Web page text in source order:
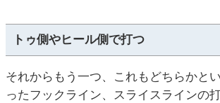
トゥ側やヒール側で打つ
それからもう一つ、これもどちらかと
ったフックライン、スライスラインの